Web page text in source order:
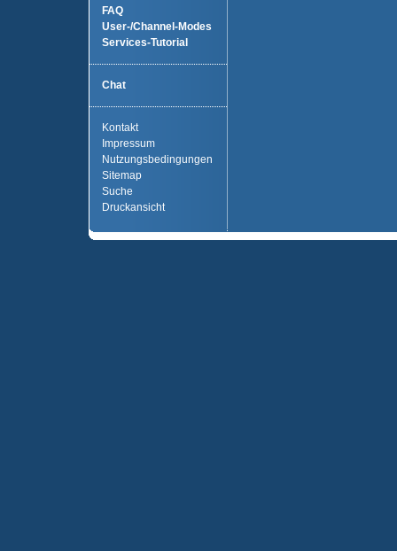
FAQ
User-/Channel-Modes
Services-Tutorial
Chat
Kontakt
Impressum
Nutzungsbedingungen
Sitemap
Suche
Druckansicht